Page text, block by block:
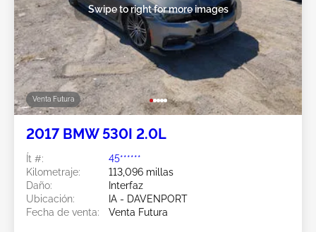
Venta Futura
Swipe to right for more images
2017 BMW 530I 2.0L
Ít #:
45******
Kilometraje:
113,096 millas
Daño:
Interfaz
Ubicación:
IA - DAVENPORT
Fecha de venta:
Venta Futura